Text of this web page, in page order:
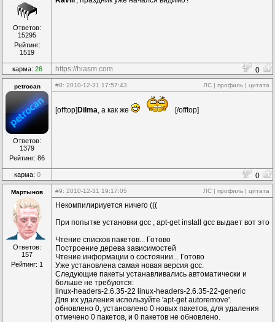
Ответов:
15295
Рейтинг:
1519
карма: 26 https://hiasm.com 0
petrocan
Ответов:
1379
Рейтинг: 86
#8: 2010-12-31 17:57:43 ЛС | профиль | цитата
[offtop] Dilma, а как же [/offtop]
карма: 0 0
Мартынов
Ответов:
157
Рейтинг: 1
#9: 2010-12-31 19:17:05 ЛС | профиль | цитата
Некомпилириуется ничего (((
При попытке установки gcc , apt-get install gcc выдает вот это
Чтение списков пакетов... Готово
Построение дерева зависимостей
Чтение информации о состоянии... Готово
Уже установлена самая новая версия gcc.
Следующие пакеты устанавливались автоматически и
больше не требуются:
linux-headers-2.6.35-22 linux-headers-2.6.35-22-generic
Для их удаления используйте 'apt-get autoremove'.
обновлено 0, установлено 0 новых пакетов, для удаления
отмечено 0 пакетов, и 0 пакетов не обновлено.